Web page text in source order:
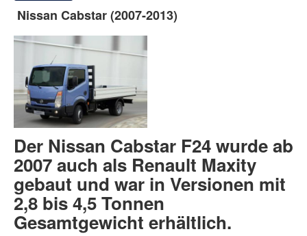
Nissan Cabstar (2007-2013)
Der Nissan Cabstar F24 wurde ab
2007 auch als Renault Maxity
gebaut und war in Versionen mit
2,8 bis 4,5 Tonnen
Gesamtgewicht erhältlich.